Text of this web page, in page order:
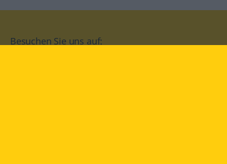
Besuchen Sie uns auf: